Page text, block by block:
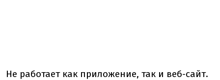
Не работает как приложение, так и веб-сайт.